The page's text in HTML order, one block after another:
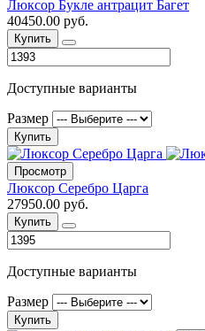
Люксор Букле антрацит Багет
40450.00 руб.
Купить
Доступные варианты
Размер
Купить
Просмотр
Люксор Серебро Царга
27950.00 руб.
Купить
Доступные варианты
Размер
Купить